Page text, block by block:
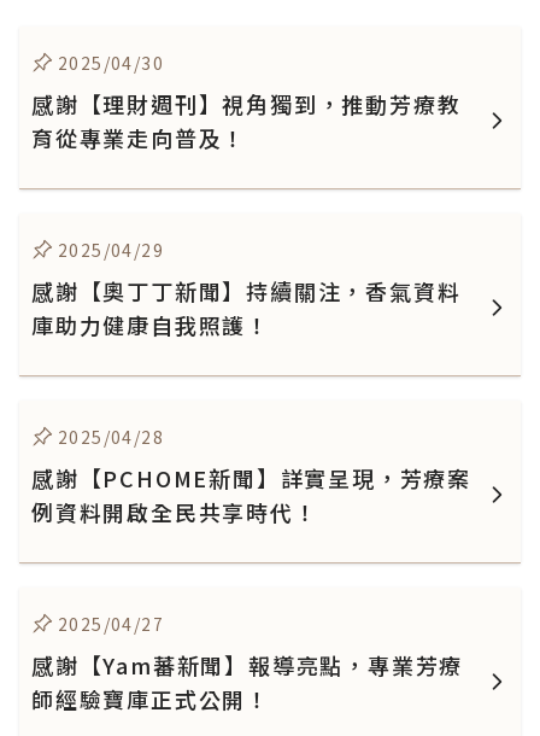
2025/04/30
感謝【理財週刊】視角獨到，推動芳療教
育從專業走向普及！
2025/04/29
感謝【奧丁丁新聞】持續關注，香氣資料
庫助力健康自我照護！
2025/04/28
感謝【PCHOME新聞】詳實呈現，芳療案
例資料開啟全民共享時代！
2025/04/27
感謝【Yam蕃新聞】報導亮點，專業芳療
師經驗寶庫正式公開！